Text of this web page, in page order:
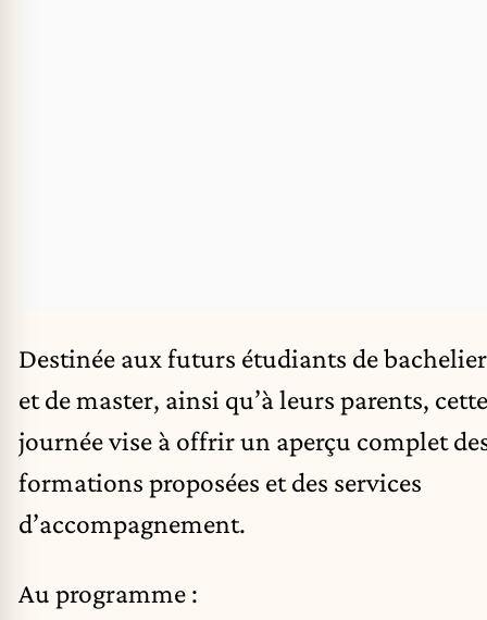
Destinée aux futurs étudiants de bachelier
et de master, ainsi qu’à leurs parents, cette
journée vise à offrir un aperçu complet
formations proposées et des services
d’accompagnement.
Au programme :